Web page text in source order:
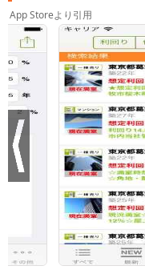
App Storeより引用